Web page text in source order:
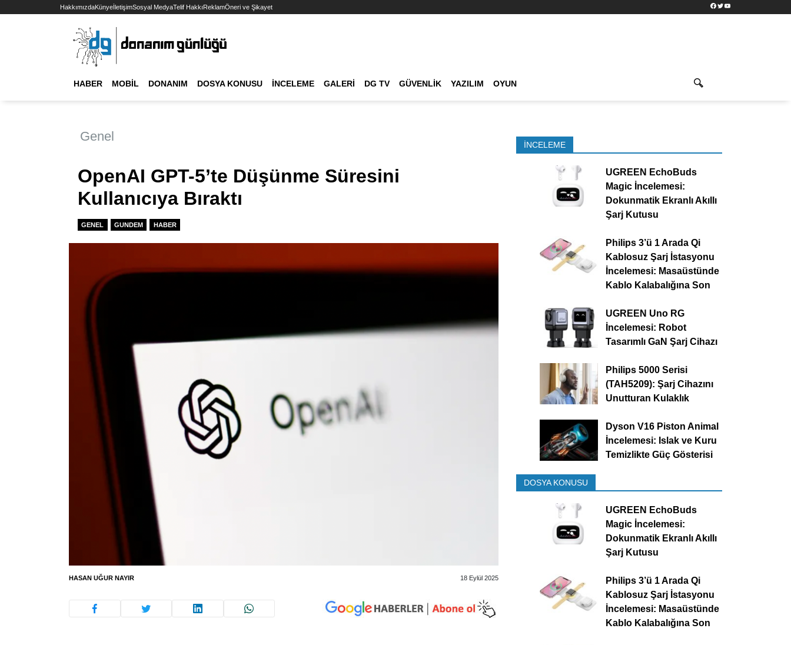
HakkımızdaKünyeİletişimSosyal MedyaTelif HakkıReklamÖneri ve Şikayet Facebook
TwitterYouTube
HABER MOBIL DONANIM DOSYA KONUSU İNCELEME GALERI DG TV GÜVENLIK YAZILIM OYUN
Genel
OpenAI GPT-5’te Düşünme Süresini
Kullanıcıya Bıraktı
GENEL GUNDEM HABER
HASAN UĞUR NAYIR 18 Eylül 2025
İNCELEME
UGREEN EchoBuds
Magic İncelemesi:
Dokunmatik Ekranlı Akıllı
Şarj Kutusu
Philips 3’ü 1 Arada Qi
Kablosuz Şarj İstasyonu
İncelemesi: Masaüstünde
Kablo Kalabalığına Son
UGREEN Uno RG
İncelemesi: Robot
Tasarımlı GaN Şarj Cihazı
Philips 5000 Serisi
(TAH5209): Şarj Cihazını
Unutturan Kulaklık
Dyson V16 Piston Animal
İncelemesi: Islak ve Kuru
Temizlikte Güç Gösterisi
DOSYA KONUSU
UGREEN EchoBuds
Magic İncelemesi:
Dokunmatik Ekranlı Akıllı
Şarj Kutusu
Philips 3’ü 1 Arada Qi
Kablosuz Şarj İstasyonu
İncelemesi: Masaüstünde
Kablo Kalabalığına Son